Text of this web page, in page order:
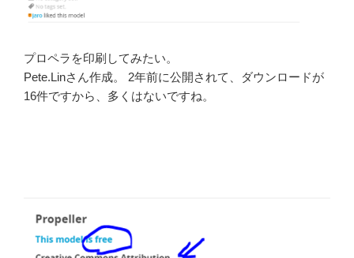
プロペラを印刷してみたい。
Pete.Linさん作成。 2年前に公開されて、ダウンロードが
16件ですから、多くはないですね。